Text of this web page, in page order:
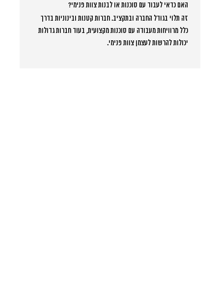
האם כדאי לעבוד עם סוכנות או לבנות צוות פנימי?
זה תלוי בגודל החברה ובתקציב. חברות קטנות ובינוניות בדרך
כלל מרוויחות מעבודה עם סוכנות מקצועית, בעוד חברות גדולות
יכולות להרשות לעצמן צוות פנימי.